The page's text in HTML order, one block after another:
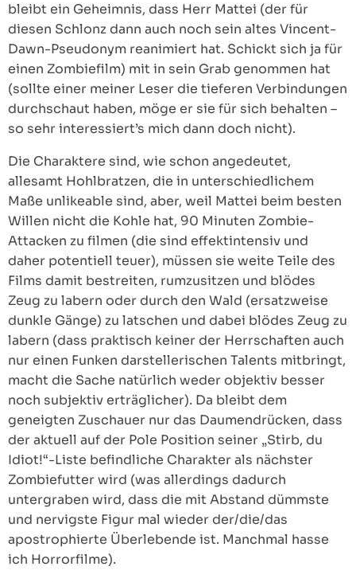
bleibt ein Geheimnis, dass Herr Mattei (der für
diesen Schlonz dann auch noch sein altes Vincent-
Dawn-Pseudonym reanimiert hat. Schickt sich ja für
einen Zombiefilm) mit in sein Grab genommen hat
(sollte einer meiner Leser die tieferen Verbindungen
durchschaut haben, möge er sie für sich behalten –
so sehr interessiert’s mich dann doch nicht).
Die Charaktere sind, wie schon angedeutet,
allesamt Hohlbratzen, die in unterschiedlichem
Maße unlikeable sind, aber, weil Mattei beim besten
Willen nicht die Kohle hat, 90 Minuten Zombie-
Attacken zu filmen (die sind effektintensiv und
daher potentiell teuer), müssen sie weite Teile des
Films damit bestreiten, rumzusitzen und blödes
Zeug zu labern oder durch den Wald (ersatzweise
dunkle Gänge) zu latschen und dabei blödes Zeug zu
labern (dass praktisch keiner der Herrschaften auch
nur einen Funken darstellerischen Talents mitbringt,
macht die Sache natürlich weder objektiv besser
noch subjektiv erträglicher). Da bleibt dem
geneigten Zuschauer nur das Daumendrücken, dass
der aktuell auf der Pole Position seiner „Stirb, du
Idiot!“-Liste befindliche Charakter als nächster
Zombiefutter wird (was allerdings dadurch
untergraben wird, dass die mit Abstand dümmste
und nervigste Figur mal wieder der/die/das
apostrophierte Überlebende ist. Manchmal hasse
ich Horrorfilme).